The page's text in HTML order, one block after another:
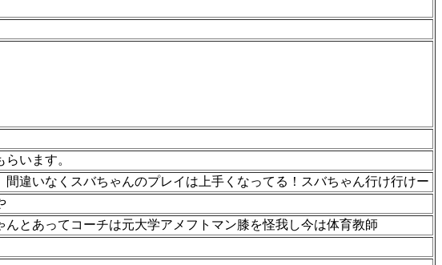
います。
違いなくスバちゃんのプレイは上手くなってる！スバちゃん行け行けー
とあってコーチは元大学アメフトマン膝を怪我し今は体育教師